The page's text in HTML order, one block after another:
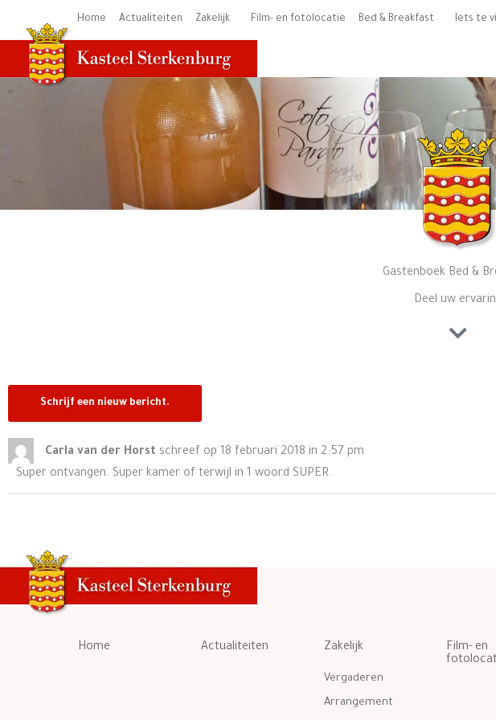
inhoud
Home Actualiteiten Zakelijk Film- en fotolocatie Bed & Breakfast Iets te
Gastenboek Bed &
Deel uw
Carla van der Horst schreef op 18 februari 2018 in 2:57 pm
Super ontvangen. Super kamer of terwijl in 1 woord SUPER.
Home Actualiteiten Zakelijk
Vergaderen
Arrangement
Film- en